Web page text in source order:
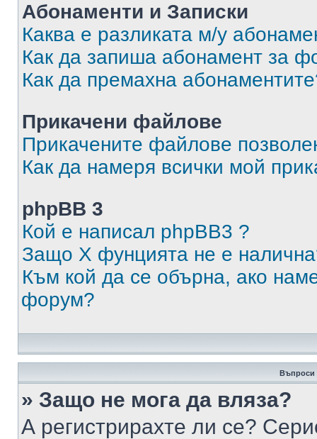
Абонаменти и Записки
Каква е разликата м/у
Как да запиша абонамент за
Как да премахна
Прикачени файлове
Прикачените файлове
Как да намеря всички мой
phpBB 3
Кой е написал phpBB3 ?
Защо X фунцията не е
Към кой да се обърна, ако
форум?
Въпроси
» Защо не мога да вляза?
А регистрирахте ли се?